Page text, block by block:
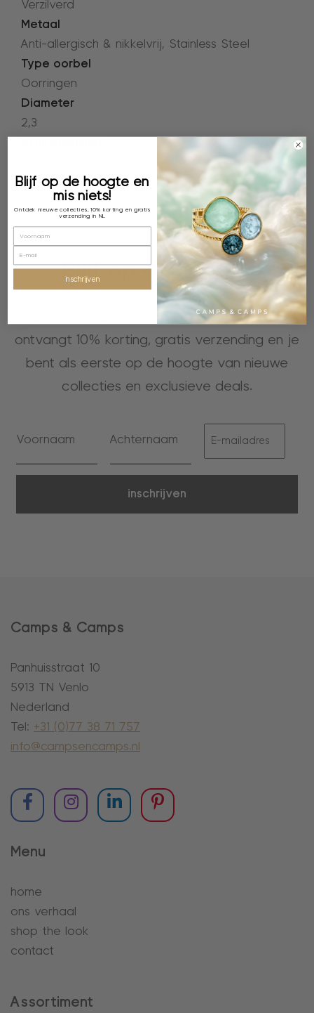
Verzilverd
Metaal
Anti-allergisch & nikkelvrij, Stainless Steel
Type oorbel
Oorringen
Diameter
2,3
Blijf op de hoogte
Schrijf je nu in voor onze nieuwsbrief, je
ontvangt 10% korting, gratis verzending en je
bent als eerste op de hoogte van nieuwe
collecties en exclusieve deals.
inschrijven
Camps & Camps
Panhuisstraat 10
5913 TN Venlo
Nederland
Tel: +31 (0)77 38 71 757
info@campsencamps.nl
Menu
home
ons verhaal
shop the look
contact
Assortiment
Blijf op de hoogte en
mis niets!
Ontdek nieuwe collecties, 10% korting en gratis
verzending in NL
inschrijven